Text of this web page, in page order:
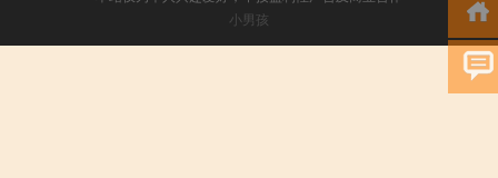
小男孩